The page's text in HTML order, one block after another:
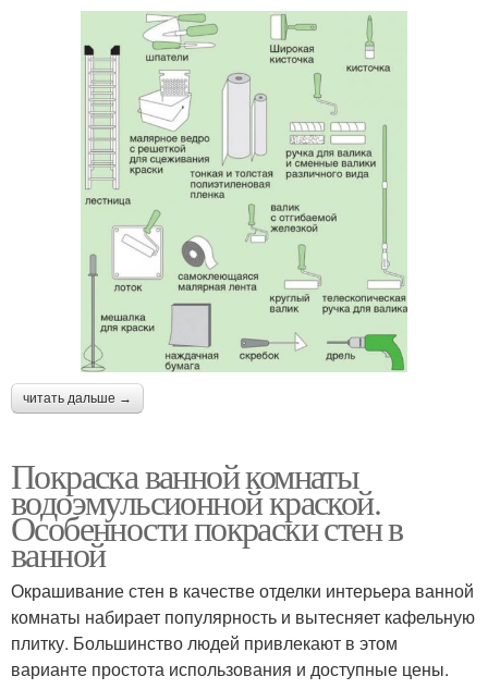
читать дальше →
Покраска ванной комнаты
водоэмульсионной краской.
Особенности покраски стен в
ванной
Окрашивание стен в качестве отделки интерьера ванной
комнаты набирает популярность и вытесняет кафельную
плитку. Большинство людей привлекают в этом
варианте простота использования и доступные цены.